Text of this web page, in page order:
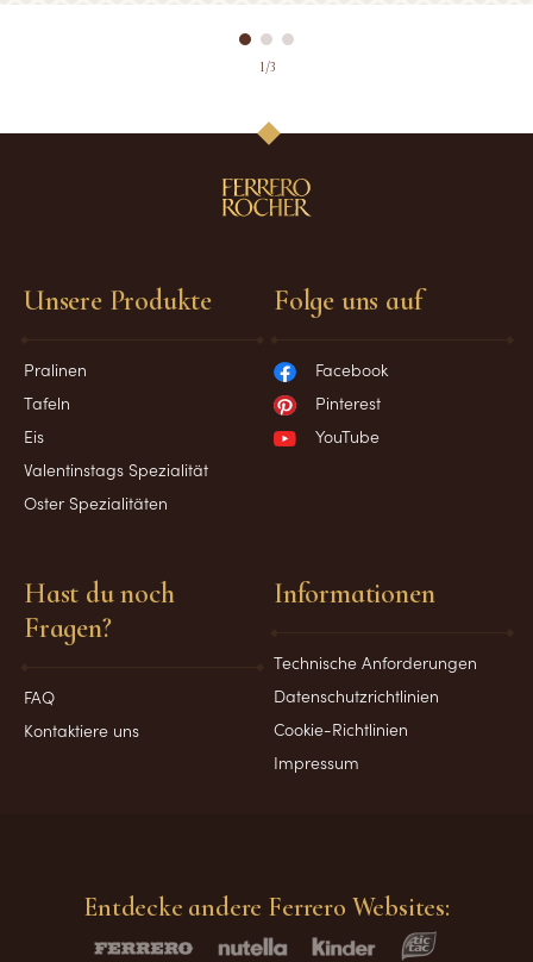
1/3
Unsere Produkte
Pralinen
Tafeln
Eis
Valentinstags Spezialität
Oster Spezialitäten
Hast du noch
Fragen?
FAQ
Kontaktiere uns
Informationen
Technische Anforderungen
Datenschutzrichtlinien
Cookie-Richtlinien
Impressum
Folge uns auf
Facebook
Pinterest
YouTube
Entdecke andere Ferrero Websites: